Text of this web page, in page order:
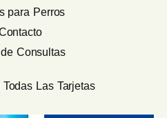
para Perros
Consultas
Las Tarjetas